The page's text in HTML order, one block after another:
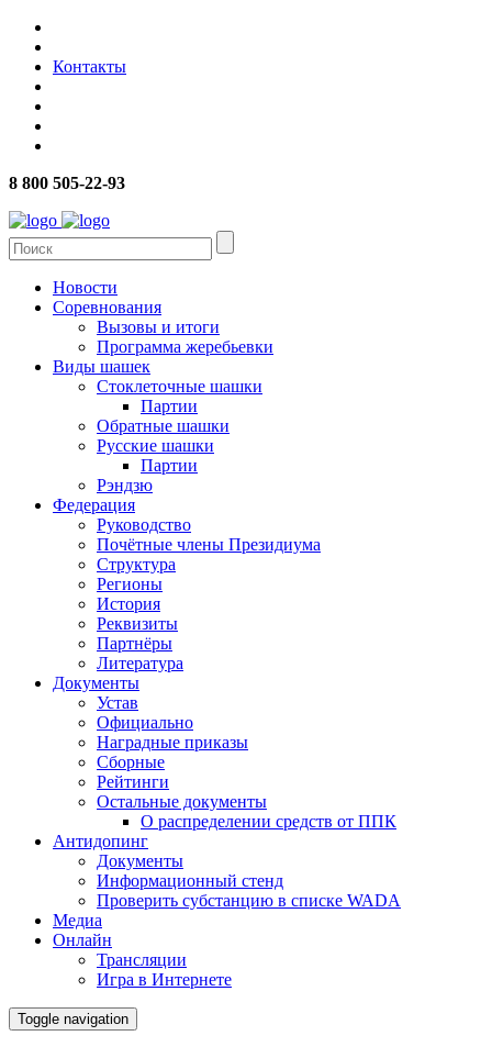
Контакты
8 800 505-22-93
Новости
Соревнования
Вызовы и итоги
Программа жеребьевки
Виды шашек
Стоклеточные шашки
Партии
Обратные шашки
Русские шашки
Партии
Рэндзю
Федерация
Руководство
Почётные члены Президиума
Структура
Регионы
История
Реквизиты
Партнёры
Литература
Документы
Устав
Официально
Наградные приказы
Сборные
Рейтинги
Остальные документы
О распределении средств от ППК
Антидопинг
Документы
Информационный стенд
Проверить субстанцию в списке WADA
Медиа
Онлайн
Трансляции
Игра в Интернете
Toggle navigation